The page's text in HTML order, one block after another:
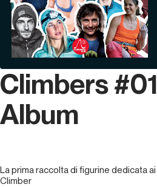
Climbers #01
Album
La prima raccolta di figurine dedicata ai
Climber